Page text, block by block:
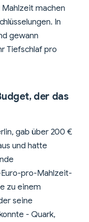
machen
In
gewann
Tiefschlaf pro
der das
gab über 200 €
und hatte
pro-Mahlzeit-
zu einem
seine
- Quark,